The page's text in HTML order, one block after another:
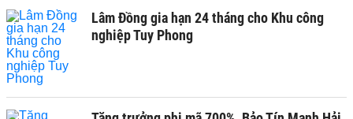
Lâm Đồng gia hạn 24 tháng cho Khu công
nghiệp Tuy Phong